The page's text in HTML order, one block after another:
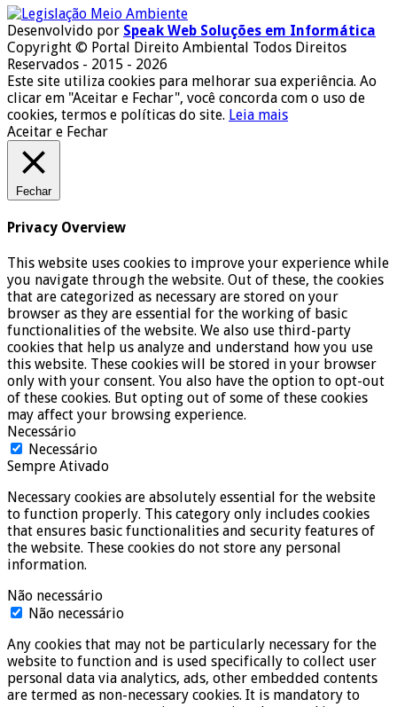
Desenvolvido por Speak Web Soluções em Informática
Copyright © Portal Direito Ambiental Todos Direitos
Reservados - 2015 - 2026
Este site utiliza cookies para melhorar sua experiência. Ao
clicar em "Aceitar e Fechar", você concorda com o uso de
cookies, termos e políticas do site. Leia mais
Aceitar e Fechar
Fechar
Privacy Overview
This website uses cookies to improve your experience while
you navigate through the website. Out of these, the cookies
that are categorized as necessary are stored on your
browser as they are essential for the working of basic
functionalities of the website. We also use third-party
cookies that help us analyze and understand how you use
this website. These cookies will be stored in your browser
only with your consent. You also have the option to opt-out
of these cookies. But opting out of some of these cookies
may affect your browsing experience.
Necessário
Necessário
Sempre Ativado
Necessary cookies are absolutely essential for the website
to function properly. This category only includes cookies
that ensures basic functionalities and security features of
the website. These cookies do not store any personal
information.
Não necessário
Não necessário
Any cookies that may not be particularly necessary for the
website to function and is used specifically to collect user
personal data via analytics, ads, other embedded contents
are termed as non-necessary cookies. It is mandatory to